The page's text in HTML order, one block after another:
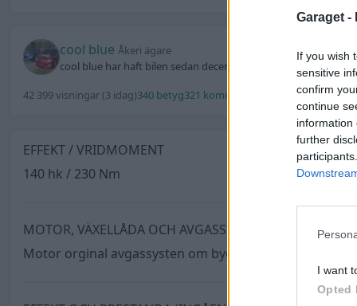
Garaget -
If you wish
sensitive
confirm
continue
information
further
I want
Opted
cool blue Åkeri ägare
cool blue har haft bilen sedan december 2006
42 399 visningar (3 idag)340 betyg321 kommentarer 3 videos33
EFFEKT / VRIDMOMENT
140 hk / 230 Nm
MOTOR, VÄXELLÅDA OCH AVGASSYSTEM
Motor orginal avgassysten om byggt av Feritta